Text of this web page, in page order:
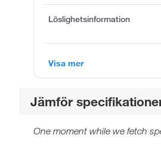
Löslighetsinformation
Visa mer
Jämför
One moment while we fetch